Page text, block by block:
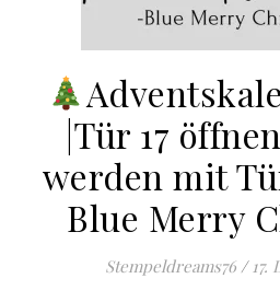
|Tür 17
werden mit
Blue Merry
Stempeldreams76 / 17.